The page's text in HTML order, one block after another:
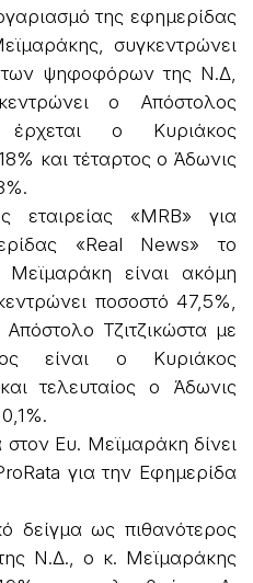
της εφημερίδας
συγκεντρώνει
των ψηφοφόρων της Ν.Δ,
ο Απόστολος
έρχεται ο Κυριάκος
και τέταρτος ο Άδωνις
εταιρείας «MRB» για
«Real News» το
είναι ακόμη
ποσοστό 47,5%,
Τζιτζικώστα με
είναι ο Κυριάκος
τελευταίος ο Άδωνις
Ευ. Μεϊμαράκη δίνει
για την Εφημερίδα
δείγμα ως πιθανότερος
Ν.Δ., ο κ. Μεϊμαράκης